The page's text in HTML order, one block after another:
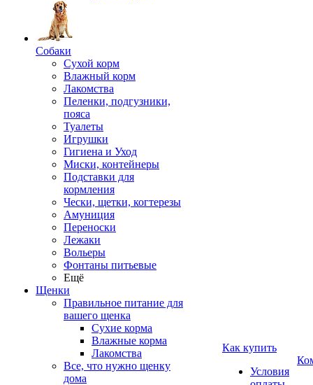
Собаки
Сухой корм
Влажный корм
Лакомства
Пеленки, подгузники,
пояса
Туалеты
Игрушки
Гигиена и Уход
Миски, контейнеры
Подставки для
кормления
Чески, щетки, когтерезы
Амуниция
Переноски
Лежаки
Вольеры
Фонтаны питьевые
Ещё
Щенки
Правильное питание для
вашего щенка
Сухие корма
Влажные корма
Лакомства
Все, что нужно щенку
дома
Как купить
Условия